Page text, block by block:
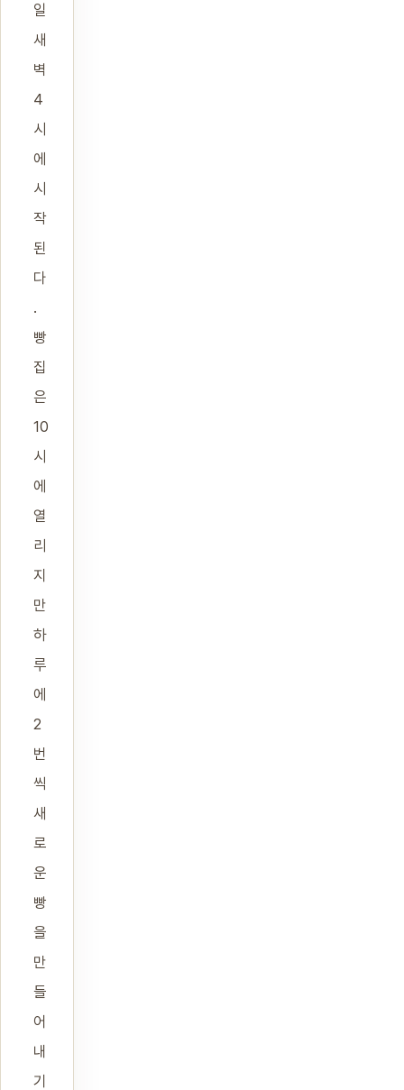
일
새
벽
4
시
에
시
작
된
다
.
빵
집
은
10
시
에
열
리
지
만
하
루
에
2
번
씩
새
로
운
빵
을
만
들
어
내
기